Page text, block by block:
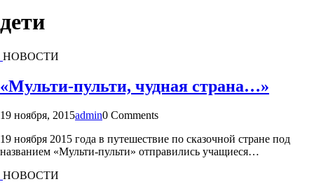
дети
НОВОСТИ
«Мульти-пульти, чудная страна…»
19 ноября, 2015admin0 Comments
19 ноября 2015 года в путешествие по сказочной стране под
названием «Мульти-пульти» отправились учащиеся…
НОВОСТИ